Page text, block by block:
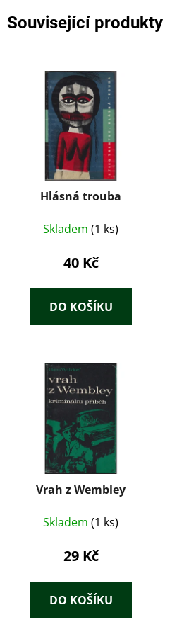
Související produkty
Hlásná trouba
Skladem (1 ks)
40 Kč
DO KOŠÍKU
Vrah z Wembley
Skladem (1 ks)
29 Kč
DO KOŠÍKU